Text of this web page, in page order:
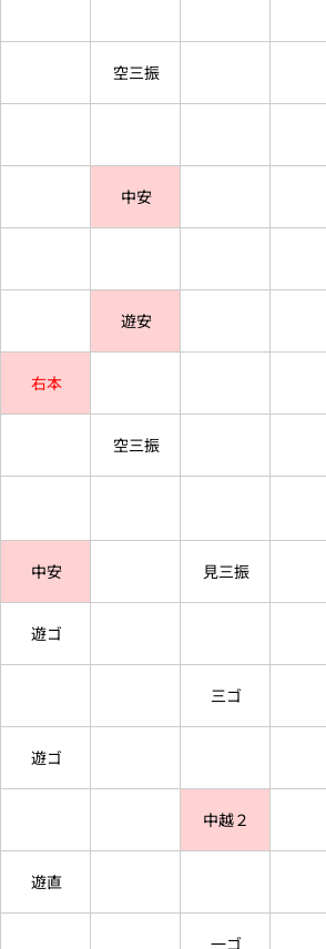
空三振
中安
遊安
右本
空三振
中安 見三振
遊ゴ
三ゴ
遊ゴ
中越２
遊直
一ゴ